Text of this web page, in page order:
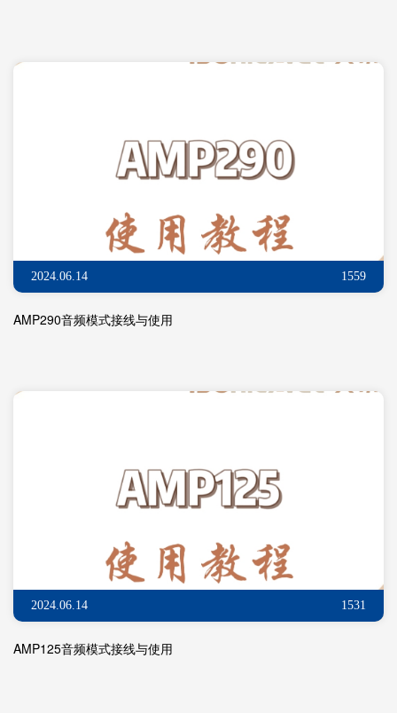
2024.06.14 1559
AMP290音频模式接线与使用
2024.06.14 1531
AMP125音频模式接线与使用